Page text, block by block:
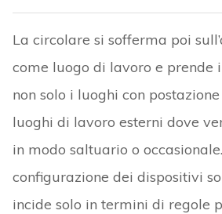
La circolare si sofferma poi
come luogo di lavoro e prende
non solo i luoghi con
luoghi di lavoro esterni dove
in modo saltuario o
configurazione dei dispositivi
incide solo in termini di regole